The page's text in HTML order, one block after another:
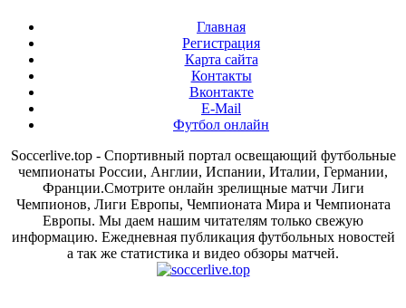
Главная
Регистрация
Карта сайта
Контакты
Вконтакте
E-Mail
Футбол онлайн
Soccerlive.top - Спортивный портал освещающий футбольные
чемпионаты России, Англии, Испании, Италии, Германии,
Франции.Смотрите онлайн зрелищные матчи Лиги
Чемпионов, Лиги Европы, Чемпионата Мира и Чемпионата
Европы. Мы даем нашим читателям только свежую
информацию. Ежедневная публикация футбольных новостей
а так же статистика и видео обзоры матчей.